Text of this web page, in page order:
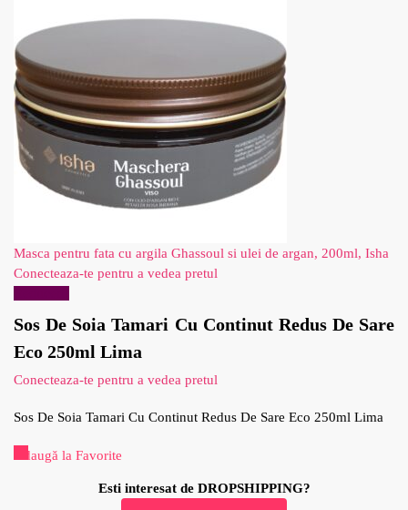
Masca pentru fata cu argila Ghassoul si ulei de argan, 200ml, Isha
Conecteaza-te pentru a vedea pretul
Sos De Soia Tamari Cu Continut Redus De Sare
Eco 250ml Lima
Conecteaza-te pentru a vedea pretul
Sos De Soia Tamari Cu Continut Redus De Sare Eco 250ml Lima
Adaugă la Favorite
Esti interesat de DROPSHIPPING?